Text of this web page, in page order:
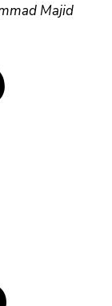
Majid